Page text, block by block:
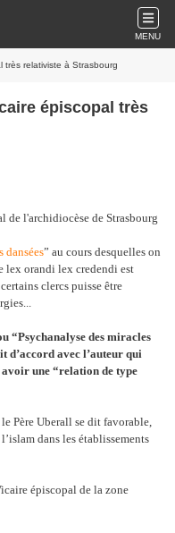
MENU
très relativiste à Strasbourg
épiscopal très
de l'archidiocèse de Strasbourg
dansées” au cours desquelles on
lex orandi lex credendi est
clercs puisse être
“Psychanalyse des miracles
d’accord avec l’auteur qui
une “relation de type
Père Uberall se dit favorable,
dans les établissements
épiscopal de la zone